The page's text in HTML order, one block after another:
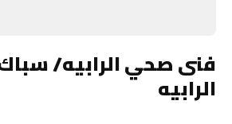
فنى صحي الرابيه/
الرابيه